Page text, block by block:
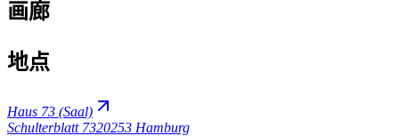
画廊
地点
Haus 73 (Saal)
Schulterblatt 7320253 Hamburg